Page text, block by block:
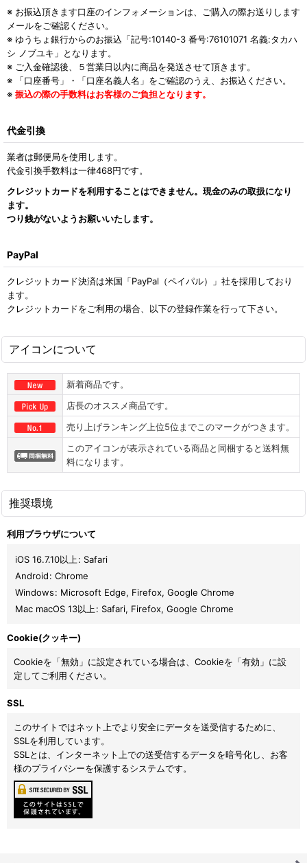
※ お振込頂きます口座のインフォメーションは、ご購入の際お送りします
メールをご確認ください。
※ ゆうちょ銀行からのお振込「記号:10140-3 番号:76101071 名義:タカハ
シ ノブユキ」となります。
※ ご入金確認後、５営業日以内に商品を発送させて頂きます。
※ 「口座番号」・「口座名義人名」をご確認のうえ、お振込ください。
※ 振込の際の手数料はお客様のご負担となります。
代金引換
業者は郵便局を使用します。
代金引換手数料は一律468円です。
クレジットカードを利用することはできません。現金のみの取扱になり
ます。
つり銭がないようお願いいたします。
PayPal
クレジットカード決済は米国「PayPal（ペイパル）」社を採用しており
ます。
クレジットカードをご利用の場合、以下の登録作業を行って下さい。
アイコンについて
新着商品です。
店長のオススメ商品です。
売り上げランキング上位5位までこのマークがつきます。
このアイコンが表示されている商品と同梱すると送料無
料になります。
推奨環境
利用ブラウザについて
iOS 16.7.10以上: Safari
Android: Chrome
Windows: Microsoft Edge, Firefox, Google Chrome
Mac macOS 13以上: Safari, Firefox, Google Chrome
Cookie(クッキー)
Cookieを「無効」に設定されている場合は、Cookieを「有効」に設
定してご利用ください。
SSL
このサイトではネット上でより安全にデータを送受信するために、
SSLを利用しています。
SSLとは、インターネット上での送受信するデータを暗号化し、お客
様のプライバシーを保護するシステムです。